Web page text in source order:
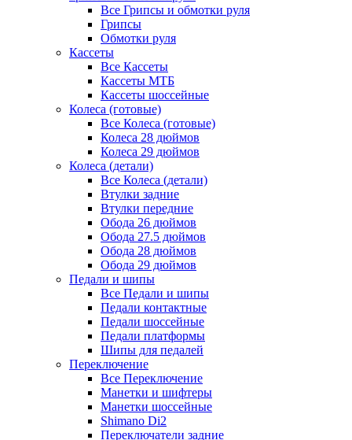
Все Грипсы и обмотки руля
Грипсы
Обмотки руля
Кассеты
Все Кассеты
Кассеты МТБ
Кассеты шоссейные
Колеса (готовые)
Все Колеса (готовые)
Колеса 28 дюймов
Колеса 29 дюймов
Колеса (детали)
Все Колеса (детали)
Втулки задние
Втулки передние
Обода 26 дюймов
Обода 27.5 дюймов
Обода 28 дюймов
Обода 29 дюймов
Педали и шипы
Все Педали и шипы
Педали контактные
Педали шоссейные
Педали платформы
Шипы для педалей
Переключение
Все Переключение
Манетки и шифтеры
Манетки шоссейные
Shimano Di2
Переключатели задние